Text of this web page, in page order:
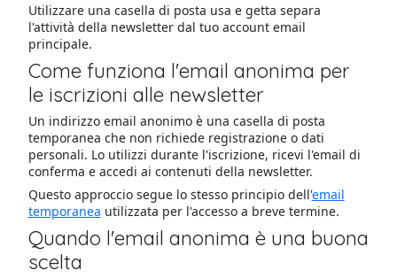
Utilizzare una casella di posta usa e getta separa
l'attività della newsletter dal tuo account email
principale.
Come funziona l'email anonima per
le iscrizioni alle newsletter
Un indirizzo email anonimo è una casella di posta
temporanea che non richiede registrazione o dati
personali. Lo utilizzi durante l'iscrizione, ricevi l'email di
conferma e accedi ai contenuti della newsletter.
Questo approccio segue lo stesso principio dell'email
temporanea utilizzata per l'accesso a breve termine.
Quando l'email anonima è una buona
scelta